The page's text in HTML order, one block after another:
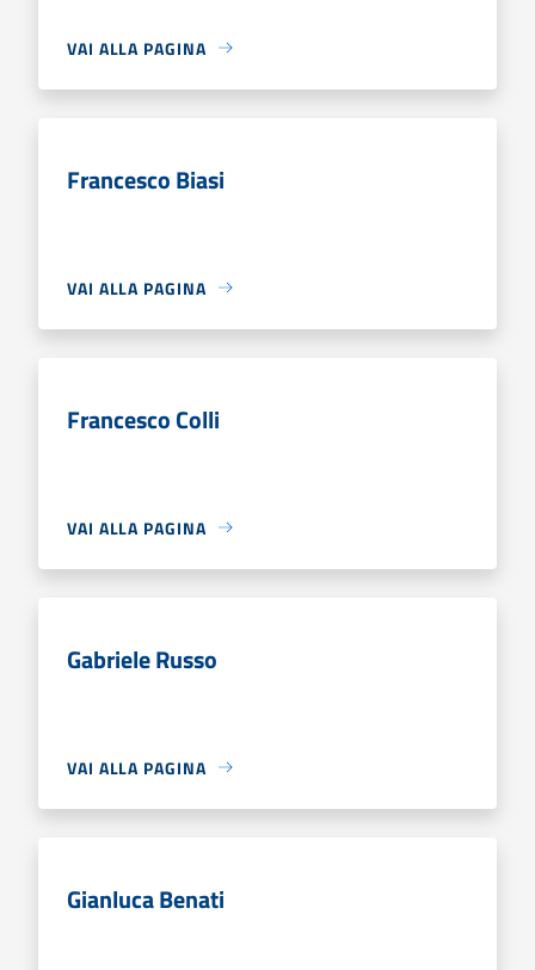
VAI ALLA PAGINA
Francesco Biasi
VAI ALLA PAGINA
Francesco Colli
VAI ALLA PAGINA
Gabriele Russo
VAI ALLA PAGINA
Gianluca Benati